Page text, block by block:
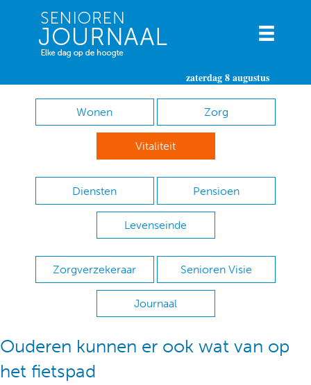
zaterdag 8 augustus
Wonen Zorg
Vitaliteit
Diensten Pensioen
Levenseinde
Zorgverzekeraar Senioren Visie
Journaal
Ouderen kunnen er ook wat van op
het fietspad